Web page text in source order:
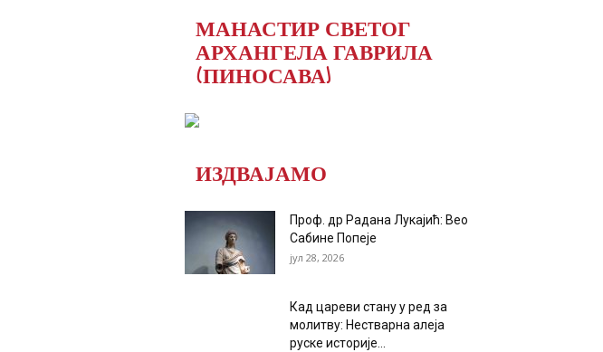
МАНАСТИР СВЕТОГ
АРХАНГЕЛА ГАВРИЛА
(ПИНОСАВА)
ИЗДВАЈАМО
Проф. др Радана Лукајић: Вео
Сабине Попеје
јул 28, 2026
Кад цареви стану у ред за
молитву: Нестварна алеја
руске историје...